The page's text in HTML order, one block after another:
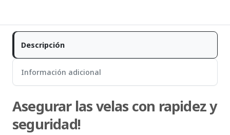
Descripción
Información adicional
Asegurar las velas con rapidez y
seguridad!